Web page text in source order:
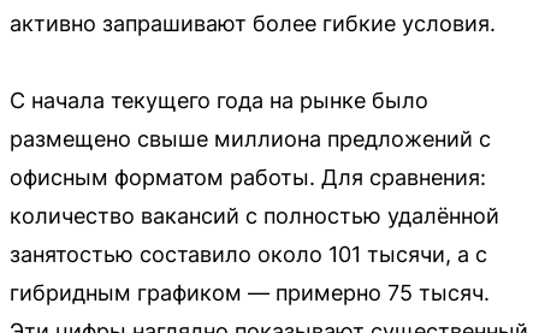
активно запрашивают более гибкие условия.
С начала текущего года на рынке было
размещено свыше миллиона предложений с
офисным форматом работы. Для сравнения:
количество вакансий с полностью удалённой
занятостью составило около 101 тысячи, а с
гибридным графиком — примерно 75 тысяч.